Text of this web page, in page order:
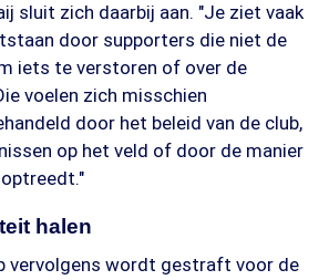
sluit zich daarbij aan. "Je ziet vaak
door supporters die niet de
iets te verstoren of over de
voelen zich misschien
door het beleid van de club,
op het veld of door de manier
halen
vervolgens wordt gestraft voor de